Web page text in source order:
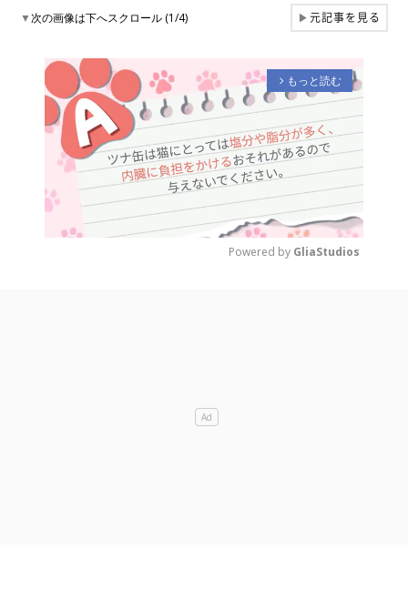
▼次の画像は下へスクロール (1/4) ▶元記事を見る
arrow_forward_ios もっと読む
Powered by GliaStudios